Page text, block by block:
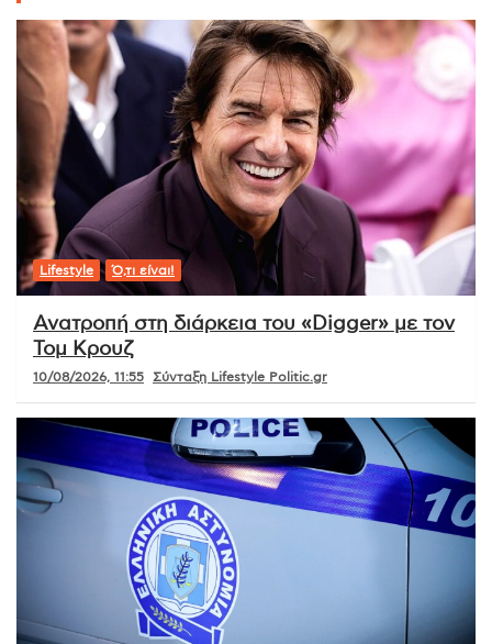
Lifestyle Ό,τι είναι!
Ανατροπή στη διάρκεια του «Digger» με τον
Τομ Κρουζ
10/08/2026, 11:55 Σύνταξη Lifestyle Politic.gr